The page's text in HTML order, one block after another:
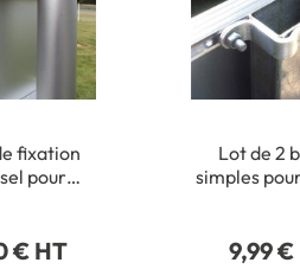
fixation
pour
€ HT
Lot de 2
simples
9,99 €